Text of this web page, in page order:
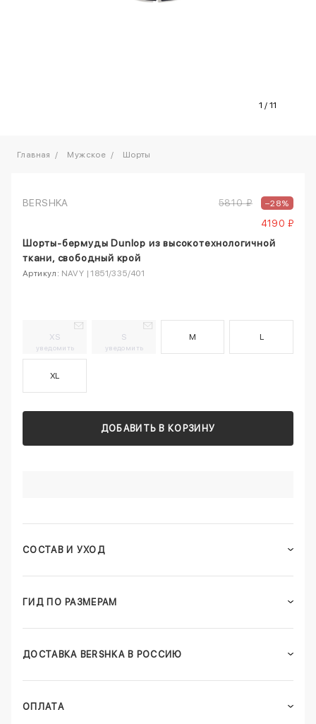
1 / 11
Главная Мужское Шорты
BERSHKA 5810 ₽ –28%
4190 ₽
Шорты-бермуды Dunlop из высокотехнологичной
ткани, свободный крой
Артикул: NAVY | 1851/335/401
XS
уведомить
S
уведомить
M L
XL
ДОБАВИТЬ В КОРЗИНУ
СОСТАВ И УХОД
ГИД ПО РАЗМЕРАМ
ДОСТАВКА BERSHKA В РОССИЮ
ОПЛАТА